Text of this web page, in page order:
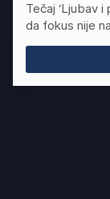
Tečaj ‘Ljubav
da fokus nije